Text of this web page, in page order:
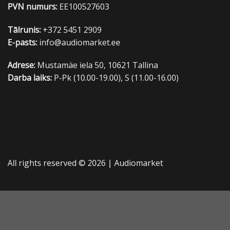
PVN numurs: EE100527603
Tālrunis: +372 5451 2909
E-pasts: info@audiomarket.ee
Adrese: Mustamäe iela 50, 10621 Tallina
Darba laiks: P-Pk (10.00-19.00), S (11.00-16.00)
All rights reserved © 2026 | Audiomarket